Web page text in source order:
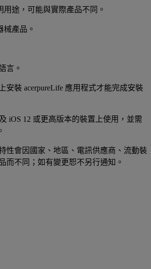
用途，可能與實際產品不同。
械產品。
言。
安裝 acerpureLife 應用程式才能完成安裝
iOS 12 或更高版本的裝置上使用，並需
性會因國家、地區、電訊供應商、流動裝
而不同；如有變更恕不另行通知。